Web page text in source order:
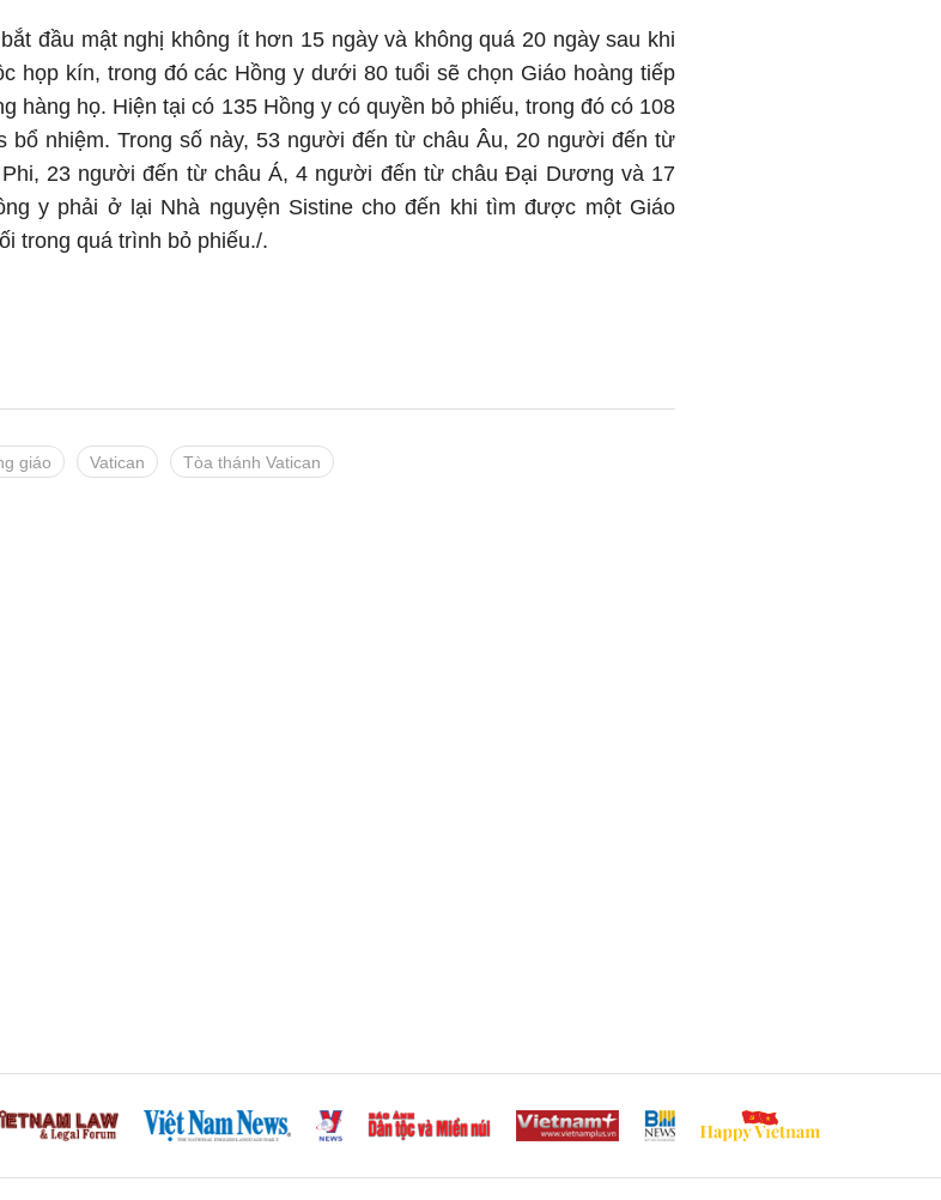
đầu mật nghị không ít hơn 15 ngày và không quá 20 ngày sau khi
họp kín, trong đó các Hồng y dưới 80 tuổi sẽ chọn Giáo hoàng tiếp
hàng họ. Hiện tại có 135 Hồng y có quyền bỏ phiếu, trong đó có 108
bổ nhiệm. Trong số này, 53 người đến từ châu Âu, 20 người đến từ
23 người đến từ châu Á, 4 người đến từ châu Đại Dương và 17
y phải ở lại Nhà nguyện Sistine cho đến khi tìm được một Giáo
trong quá trình bỏ phiếu./.
giáo Vatican Tòa thánh Vatican